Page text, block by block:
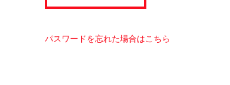
パスワードを忘れた場合はこちら